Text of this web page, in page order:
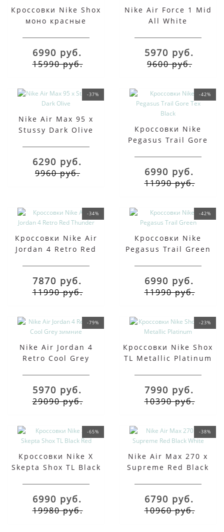
Кроссовки Nike Shox
моно красные
6990 руб.
15990 руб.
Nike Air Force 1 Mid
All White
5970 руб.
9600 руб.
-37%
Nike Air Max 95 x
Stussy Dark Olive
6290 руб.
9960 руб.
-42%
Кроссовки Nike
Pegasus Trail Gore
6990 руб.
11990 руб.
-34%
Кроссовки Nike Air
Jordan 4 Retro Red
7870 руб.
11990 руб.
-42%
Кроссовки Nike
Pegasus Trail Green
6990 руб.
11990 руб.
-79%
Nike Air Jordan 4
Retro Cool Grey
5970 руб.
29090 руб.
-23%
Кроссовки Nike Shox
TL Metallic Platinum
7990 руб.
10390 руб.
-65%
Кроссовки Nike X
Skepta Shox TL Black
6990 руб.
19980 руб.
-38%
Nike Air Max 270 x
Supreme Red Black
6790 руб.
10960 руб.